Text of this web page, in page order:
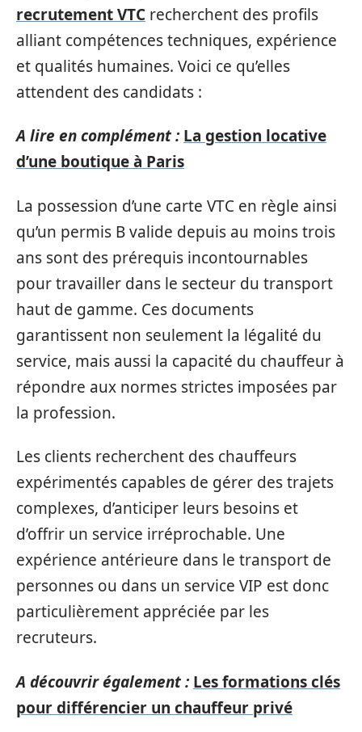
recrutement VTC recherchent des profils
alliant compétences techniques, expérience
et qualités humaines. Voici ce qu’elles
attendent des candidats :
A lire en complément : La gestion locative
d’une boutique à Paris
La possession d’une carte VTC en règle ainsi
qu’un permis B valide depuis au moins trois
ans sont des prérequis incontournables
pour travailler dans le secteur du transport
haut de gamme. Ces documents
garantissent non seulement la légalité du
service, mais aussi la capacité du chauffeur à
répondre aux normes strictes imposées par
la profession.
Les clients recherchent des chauffeurs
expérimentés capables de gérer des trajets
complexes, d’anticiper leurs besoins et
d’offrir un service irréprochable. Une
expérience antérieure dans le transport de
personnes ou dans un service VIP est donc
particulièrement appréciée par les
recruteurs.
A découvrir également : Les formations clés
pour différencier un chauffeur privé